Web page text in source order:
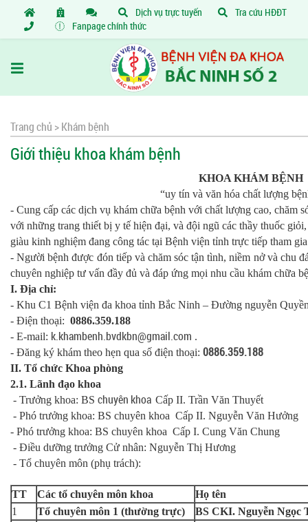
Dịch vụ trực tuyến
Tra cứu HĐĐT
Fanpage chính thức
Trang chủ >Khám bệnh
Giới thiệu khoa khám bệnh
KHOA KHÁM BỆNH
“uy tín và văn hóa chất lượng
- Cung cấp các dịch vụ khám chữa bệnh với chất lượng cao,
với những trang thiết bị y tế hiện đại, và đội ngũ các thầy thuốc
giàu kinh nghiệm đang công tác tại Bệnh viện tỉnh trực tiếp tham
- Người bệnh được đón tiếp và chăm sóc tận tình, niềm nở và chu
chuyên nghiệp tư vấn đầy đủ và đáp ứng mọi nhu cầu khám chữa
I. Địa chỉ:
- Khu C1 Bệnh viện đa khoa tỉnh Bắc Ninh – Đường nguyễn
- Điện thoại: 0886.359.188
- E-mail: k.khambenh.bvdkbn@gmail.com .
- Đăng ký khám theo hẹn qua số điện thoại: 0886.359.188
II. Tổ chức Khoa phòng
2.1. Lãnh đạo khoa
- Trưởng khoa: BS chuyên khoa Cấp II. Trần Văn Thuyết
- Phó trưởng khoa: BS chuyên khoa Cấp II. Nguyễn Văn Hưởng
- Phó trưởng khoa: BS chuyên khoa Cấp I. Cung Văn Chung
- Điều dưỡng trưởng Cử nhân: Nguyễn Thị Hương
- Tổ chuyên môn (phụ trách):
TT Các tổ chuyên môn khoa
Họ tên
1
Tổ chuyên môn 1 (thường trực)
BS CKI. Nguyễn Ngọc